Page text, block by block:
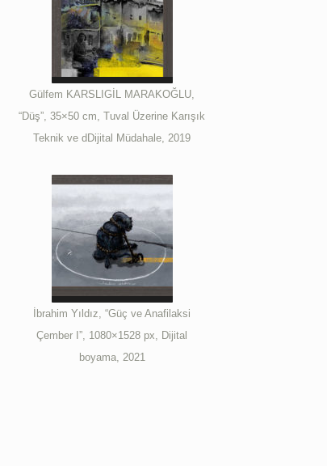
Gülfem KARSLIGİL MARAKOĞLU,
“Düş”, 35×50 cm, Tuval Üzerine Karışık
Teknik ve dDijital Müdahale, 2019
İbrahim Yıldız, “Güç ve Anafilaksi
Çember I”, 1080×1528 px, Dijital
boyama, 2021